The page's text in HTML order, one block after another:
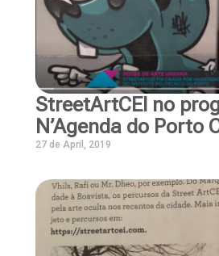
StreetArtCEI no
N’Agenda do Porto
27 de April, 2019